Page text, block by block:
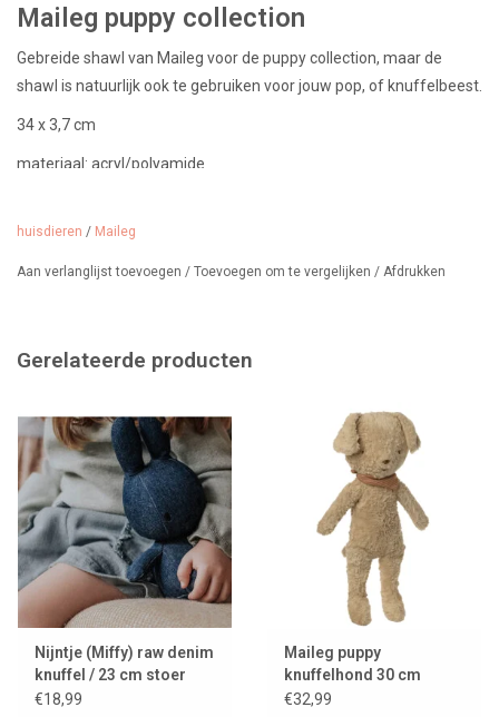
Maileg puppy collection
Gebreide shawl van Maileg voor de puppy collection, maar de
shawl is natuurlijk ook te gebruiken voor jouw pop, of knuffelbeest.
34 x 3,7 cm
materiaal: acryl/polyamide
huisdieren / Maileg
Aan verlanglijst toevoegen / Toevoegen om te vergelijken / Afdrukken
Gerelateerde producten
Nijntje (Miffy) raw denim
knuffel / 23 cm stoer
jeans design
€18,99
Maileg puppy
knuffelhond 30 cm
€32,99